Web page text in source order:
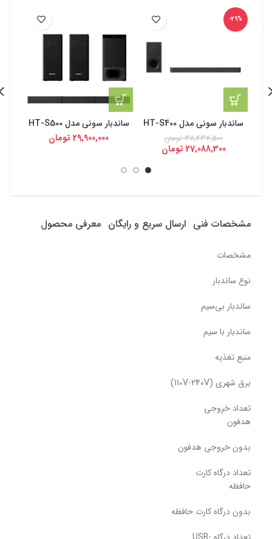
-29%
ساندبار سونی مدل HT-S400
38,237,500 تومان
27,088,300 تومان
ساندبار سونی مدل HT-S500
29,900,000 تومان
مشخصات فنی ارسال سریع و رایگان معرفی محصول
مشخصات
نوع ساندبار
ساندبار بی‌سیم
ساندبار ‌با سیم
منبع تغذیه
برق شهری (110V-240V)
تعداد خروجی
هدفون
بدون خروجی هدفون
تعداد درگاه کارت
حافظه
بدون درگاه کارت حافظه